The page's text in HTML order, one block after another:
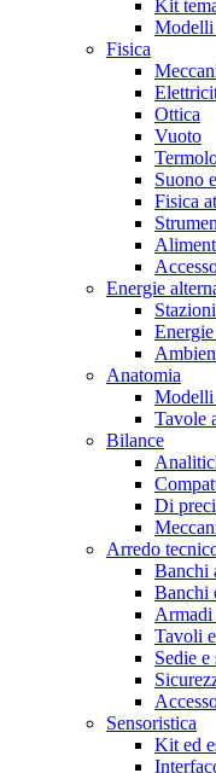
Kit
Modelli
Fisica
Ottica
Vuoto
Suono
Fisica
Energie
Anatomia
Modelli
Tavole
Bilance
Di
Arredo
Banchi
Banchi
Armadi
Tavoli
Sedie e
Sensoristica
Kit ed